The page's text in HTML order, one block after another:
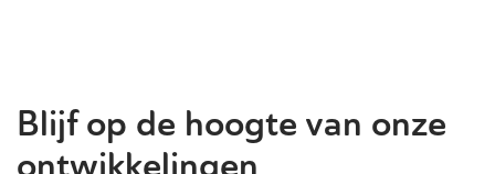
Blijf op de hoogte van onze